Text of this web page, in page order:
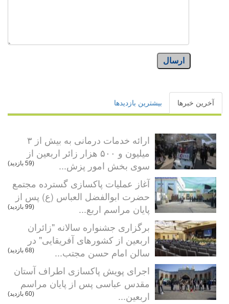
ارسال
آخرین خبرها بیشترین بازدیدها
ارائه خدمات درمانی به بیش از ۳
میلیون و ۵۰۰ هزار زائر اربعین از
سوی بخش امور پزش...
(59 بازدید)
آغاز عملیات پاکسازی گسترده مجتمع
حضرت ابوالفضل العباس (ع) پس از
پایان مراسم اربع...
(99 بازدید)
برگزاری جشنواره سالانه "زائران
اربعین از کشورهای آفریقایی" در
سالن امام حسن مجتب...
(68 بازدید)
اجرای پویش پاکسازی اطراف آستان
مقدس عباسی پس از پایان مراسم
اربعین...
(60 بازدید)